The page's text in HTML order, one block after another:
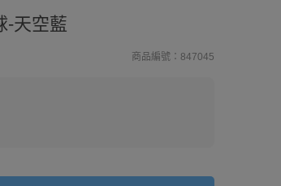
-天空藍
商品編號：847045